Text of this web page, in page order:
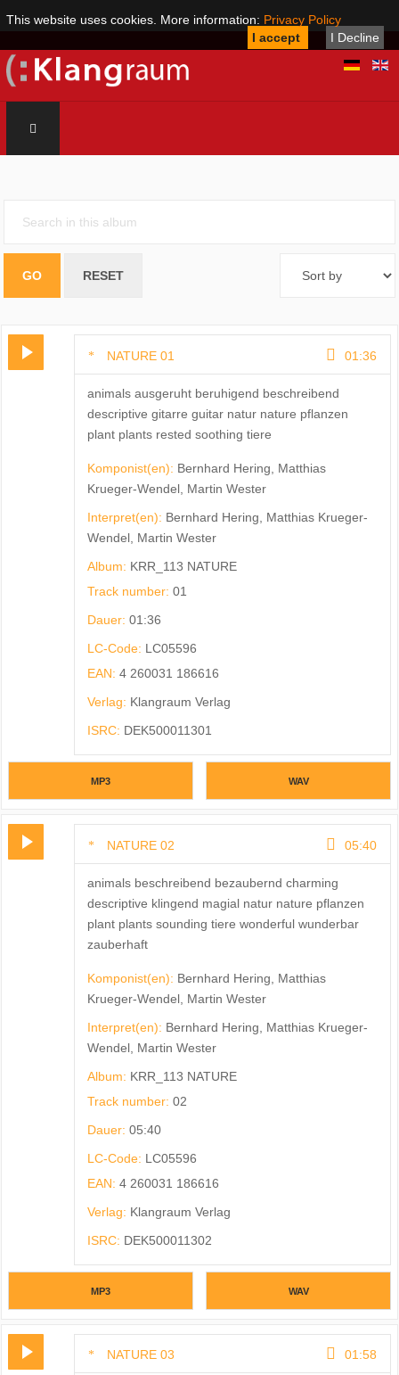
NATURE 01 01:36
animals ausgeruht beruhigend beschreibend
descriptive gitarre guitar natur nature pflanzen
plant plants rested soothing tiere
Komponist(en): Bernhard Hering, Matthias
Krueger-Wendel, Martin Wester
Interpret(en): Bernhard Hering, Matthias Krueger-
Wendel, Martin Wester
Album: KRR_113 NATURE
Track number: 01
Dauer: 01:36
LC-Code: LC05596
EAN: 4 260031 186616
Verlag: Klangraum Verlag
ISRC: DEK500011301
MP3 WAV
NATURE 02 05:40
animals beschreibend bezaubernd charming
descriptive klingend magial natur nature pflanzen
plant plants sounding tiere wonderful wunderbar
zauberhaft
Komponist(en): Bernhard Hering, Matthias
Krueger-Wendel, Martin Wester
Interpret(en): Bernhard Hering, Matthias Krueger-
Wendel, Martin Wester
Album: KRR_113 NATURE
Track number: 02
Dauer: 05:40
LC-Code: LC05596
EAN: 4 260031 186616
Verlag: Klangraum Verlag
ISRC: DEK500011302
MP3 WAV
NATURE 03 01:58
This website uses cookies. More information: Privacy Policy
I accept
I Decline